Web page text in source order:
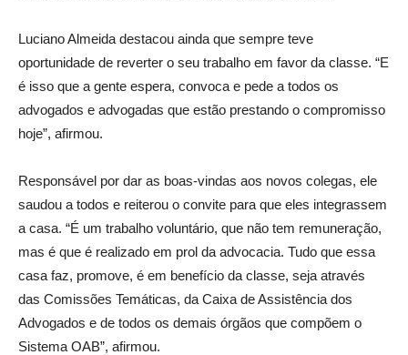
Luciano Almeida destacou ainda que sempre teve
oportunidade de reverter o seu trabalho em favor da classe. “E
é isso que a gente espera, convoca e pede a todos os
advogados e advogadas que estão prestando o compromisso
hoje”, afirmou.
Responsável por dar as boas-vindas aos novos colegas, ele
saudou a todos e reiterou o convite para que eles integrassem
a casa. “É um trabalho voluntário, que não tem remuneração,
mas é que é realizado em prol da advocacia. Tudo que essa
casa faz, promove, é em benefício da classe, seja através
das Comissões Temáticas, da Caixa de Assistência dos
Advogados e de todos os demais órgãos que compõem o
Sistema OAB”, afirmou.